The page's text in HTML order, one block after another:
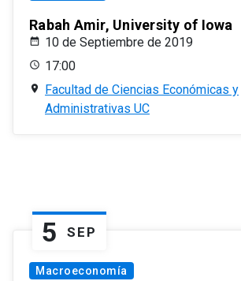
Rabah Amir, University of Iowa
10 de Septiembre de 2019
17:00
Facultad de Ciencias Económicas y
Administrativas UC
5 SEP
Macroeconomía